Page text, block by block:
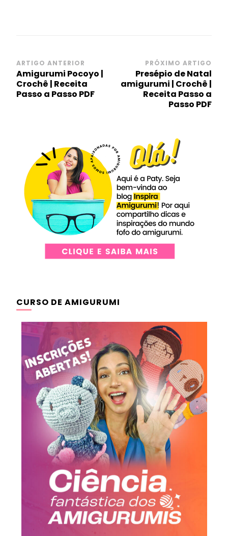
Navegação
de
post
ARTIGO ANTERIOR
Amigurumi Pocoyo |
Crochê | Receita
Passo a Passo PDF
PRÓXIMO ARTIGO
Presépio de Natal
amigurumi | Crochê |
Receita Passo a
Passo PDF
CURSO DE AMIGURUMI